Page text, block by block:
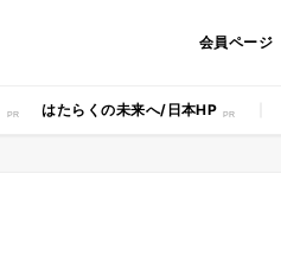
会員ページ
はたらくの未来へ/日本HP